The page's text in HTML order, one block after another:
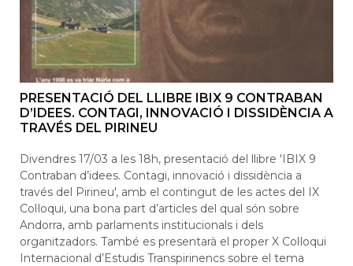
PRESENTACIÓ DEL LLIBRE IBIX 9 CONTRABAN
D’IDEES. CONTAGI, INNOVACIÓ I DISSIDÈNCIA A
TRAVÉS DEL PIRINEU
Divendres 17/03 a les 18h, presentació del llibre 'IBIX 9
Contraban d’idees. Contagi, innovació i dissidència a
través del Pirineu', amb el contingut de les actes del IX
Col·loqui, una bona part d’articles del qual són sobre
Andorra, amb parlaments institucionals i dels
organitzadors. També es presentarà el proper X Col·loqui
Internacional d’Estudis Transpirinencs sobre el tema